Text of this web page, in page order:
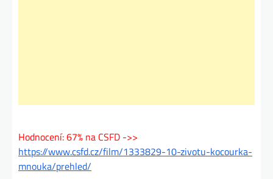
Hodnocení: 67% na CSFD ->>
https://www.csfd.cz/film/1333829-10-zivotu-kocourka-
mnouka/prehled/